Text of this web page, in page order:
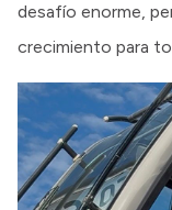
desafío enorme,
crecimiento para